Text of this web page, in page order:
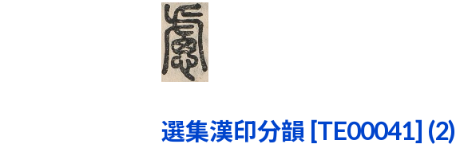
選集漢印分韻 [TE00041] (2)